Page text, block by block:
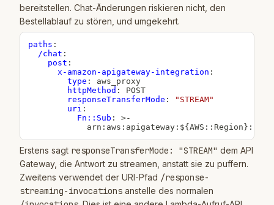
bereitstellen. Chat-Änderungen riskieren nicht, den
Bestellablauf zu stören, und umgekehrt.
paths :
/chat :
post :
x-amazon-apigateway-integration :
type :
aws_proxy
httpMethod :
POST
responseTransferMode :
"STREAM"
uri :
Fn::Sub : >-
            arn
: aws : apigateway: ${ AWS : : Region } :
Erstens sagt responseTransferMode: "STREAM" dem API
Gateway, die Antwort zu streamen, anstatt sie zu puffern.
Zweitens verwendet der URI-Pfad /response-
streaming-invocations anstelle des normalen